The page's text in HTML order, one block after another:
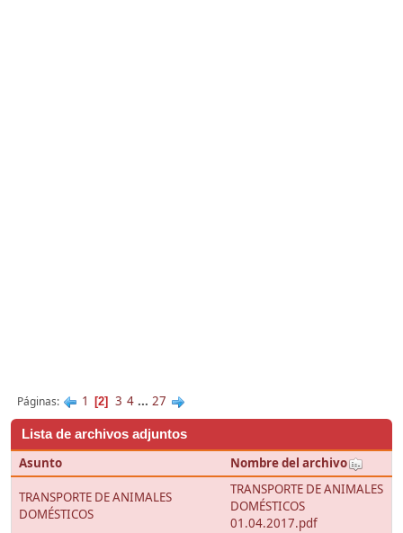
Páginas 1 2 3 4 ... 27
Lista de archivos adjuntos
Asunto Nombre del archivo
TRANSPORTE DE ANIMALES
DOMÉSTICOS
TRANSPORTE DE ANIMALES
DOMÉSTICOS
01.04.2017.pdf